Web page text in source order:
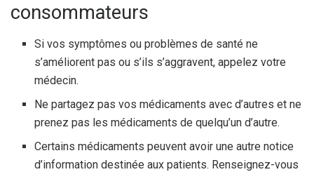
consommateurs
Si vos symptômes ou problèmes de santé ne
s’améliorent pas ou s’ils s’aggravent, appelez votre
médecin.
Ne partagez pas vos médicaments avec d’autres et ne
prenez pas les médicaments de quelqu’un d’autre.
Certains médicaments peuvent avoir une autre notice
d’information destinée aux patients. Renseignez-vous